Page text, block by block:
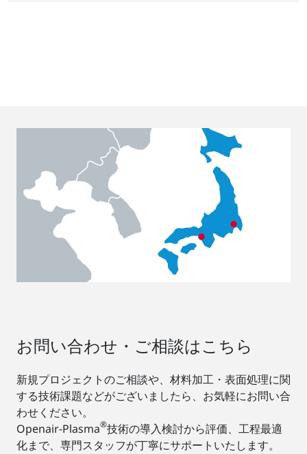
お問い合わせ・ご相談はこちら
新規プロジェクトのご相談や、材料加工・表面処理に関
する技術課題などがございましたら、お気軽にお問い合
わせください。
Openair-Plasma®技術の導入検討から評価、工程最適
化まで、専門スタッフが丁寧にサポートいたします。